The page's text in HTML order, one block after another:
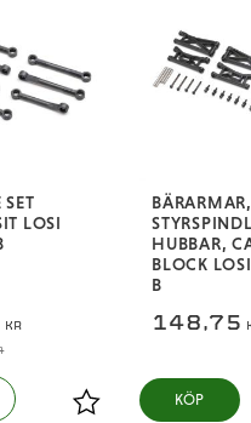
LOSI
KR
Lägg till i favoriter
BÄRARMAR,
HUBBAR,
BLOCK
B
148,75
KÖP